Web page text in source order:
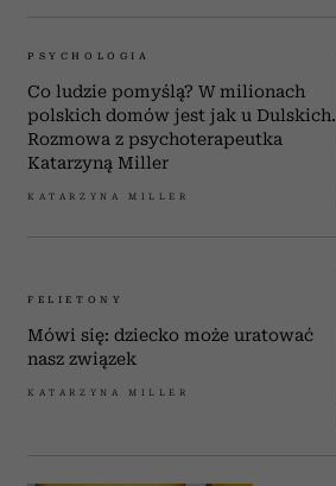
PSYCHOLOGIA
Co ludzie pomyślą? W milionach
polskich domów jest jak u Dulskich.
Rozmowa z psychoterapeutka
Katarzyną Miller
KATARZYNA MILLER
FELIETONY
Mówi się: dziecko może uratować
nasz związek
KATARZYNA MILLER